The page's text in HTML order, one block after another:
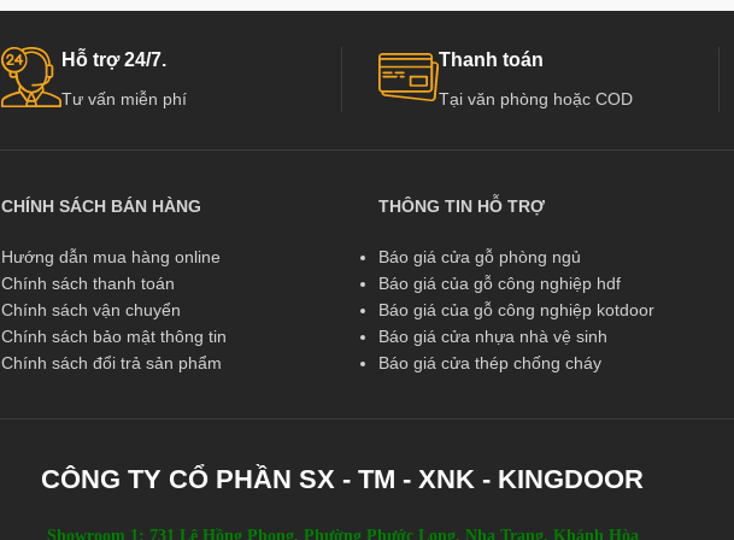
Hỗ trợ 24/7.
Tư vấn miễn phí
Thanh toán
Tại văn phòng hoặc COD
CHÍNH SÁCH BÁN HÀNG
Hướng dẫn mua hàng online
Chính sách thanh toán
Chính sách vận chuyển
Chính sách bảo mật thông tin
Chính sách đổi trả sản phẩm
THÔNG TIN HỖ TRỢ
Báo giá cửa gỗ phòng ngủ
Báo giá của gỗ công nghiệp hdf
Báo giá của gỗ công nghiệp kotdoor
Báo giá cửa nhựa nhà vệ sinh
Báo giá cửa thép chống cháy
CÔNG TY CỔ PHẦN SX - TM - XNK - KINGDOOR
Showroom 1: 731 Lê Hồng Phong, Phường Phước Long, Nha Trang, Khánh Hòa